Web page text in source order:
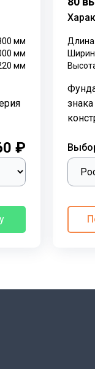
сетка класса А-I,
с колесами
изделия);
по длине и
(песок,
мм
мм
мм
₽
Длина